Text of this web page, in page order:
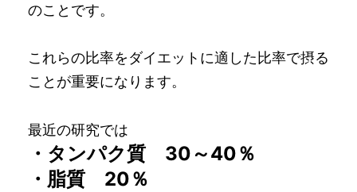
のことです。
これらの比率をダイエットに適した比率で摂る
ことが重要になります。
最近の研究では
・タンパク質 30～40％
・脂質 20％